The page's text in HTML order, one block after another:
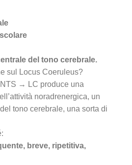
del tono cerebrale.
sul Locus Coeruleus?
→ LC produce una
noradrenergica, un
tono cerebrale, una sorta di
breve, ripetitiva,